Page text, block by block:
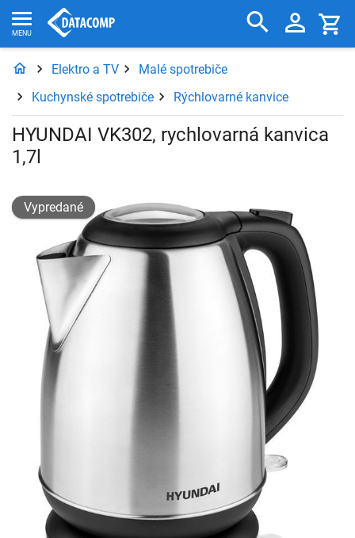
Elektro a TV
Malé spotrebiče
Kuchynské spotrebiče
Rýchlovarné kanvice
HYUNDAI VK302, rychlovarná kanvica
1,7l
Vypredané